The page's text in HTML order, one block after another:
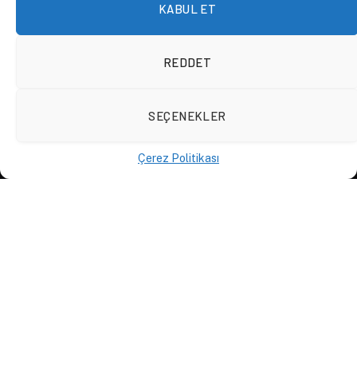
KABUL ET
REDDET
SEÇENEKLER
Çerez Politikası
Spotify Podcast